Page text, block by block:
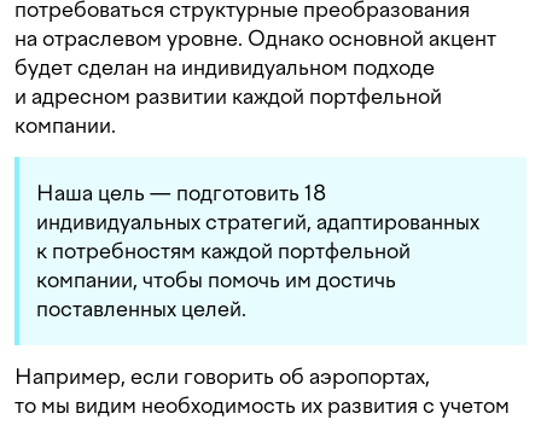
потребоваться структурные преобразования
на отраслевом уровне. Однако основной акцент
будет сделан на индивидуальном подходе
и адресном развитии каждой портфельной
компании.
Наша цель — подготовить 18
индивидуальных стратегий, адаптированных
к потребностям каждой портфельной
компании, чтобы помочь им достичь
поставленных целей.
Например, если говорить об аэропортах,
то мы видим необходимость их развития с учетом